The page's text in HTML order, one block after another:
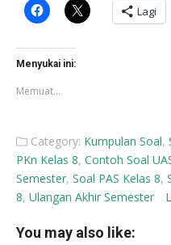
Klik
untuk
Facebook(Membuka
di
jendela
baru)
Klik
untuk Lagi
Menyukai ini:
Memuat...
Category: Kumpulan Soal,
PKn Kelas 8, Contoh Soal
Semester, Soal PAS Kelas 8,
8, Ulangan Akhir Semester
You may also like: